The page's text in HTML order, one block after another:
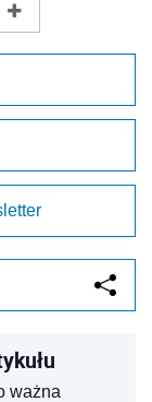
ważna